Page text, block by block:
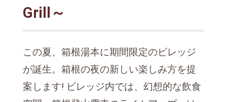
Grill～
この夏、箱根湯本に期間限定のビレッジ
が誕生。箱根の夜の新しい楽しみ方を提
案します! ビレッジ内では、幻想的な飲食